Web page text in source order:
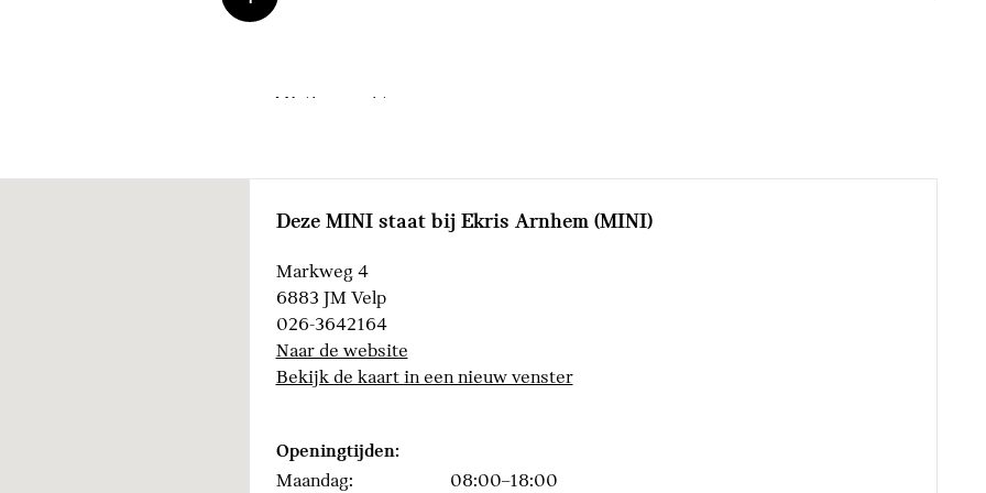
Mistlamp achter
Bandenspanningsweergavesysteem
Buitenspiegels elektrisch inklapbaar
Achteruitrijcamera
Deze MINI staat bij Ekris Arnhem (MINI)
Markweg 4
6883 JM Velp
026-3642164
Naar de website
Bekijk de kaart in een nieuw venster
Openingtijden:
Maandag:
08:00–18:00